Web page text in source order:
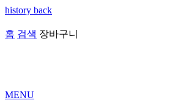
history back
홈 검색 장바구니
MENU